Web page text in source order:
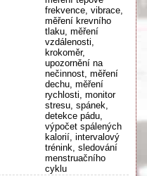
frekvence, vibrace,
měření krevního
tlaku, měření
vzdálenosti,
krokoměr,
upozornění na
nečinnost, měření
dechu, měření
rychlosti, monitor
stresu, spánek,
detekce pádu,
výpočet spálených
kalorií, intervalový
trénink, sledování
menstruačního
cyklu